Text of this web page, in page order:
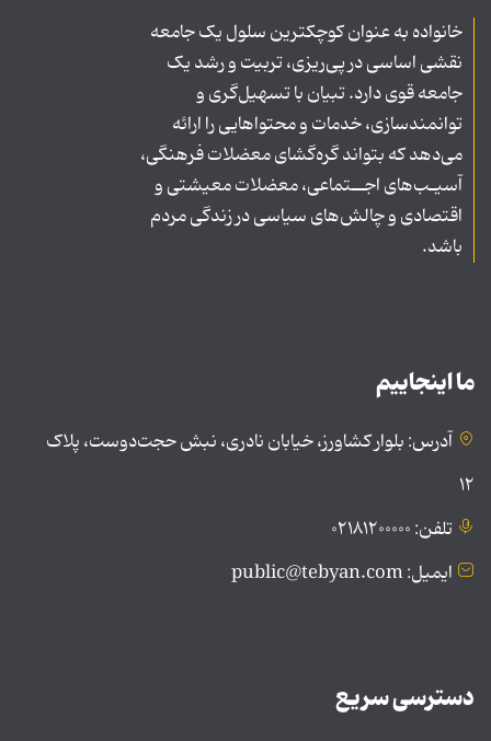
خانواده به عنوان کوچکترین سلول یک جامعه
نقشی اساسی در پی‌ریزی، تربیت و رشد یک
جامعه قوی دارد. تبیان با تسهیل‌گری و
توانمندسازی، خدمات و محتواهایی را ارائه
می‌دهد که بتواند گره‌گشای معضلات فرهنگی،
آسیـب‌های اجــتماعی، معضلات معیشتی و
اقتصادی و چالش‌های سیاسی در زندگی مردم
باشد.
ما اینجاییم
آدرس: بلوار کشاورز، خیابان نادری، نبش حجت‌دوست، پلاک
۱۲
تلفن: ۰۲۱۸۱۲۰۰۰۰۰
ایمیل: public@tebyan.com
دسترسی سریع